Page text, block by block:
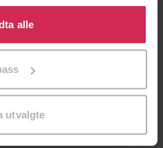
oss ditt samtykke til å
formålene. Du kan også
formål ved å klikke
alle
utvalgte
349,-
Jørn Lier Horst